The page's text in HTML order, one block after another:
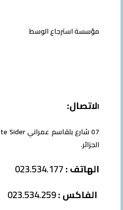
مؤسسة استرجاع الوسط
الاتصال:
الجزائر.
الهاتف :
الفاكس :023.534.259